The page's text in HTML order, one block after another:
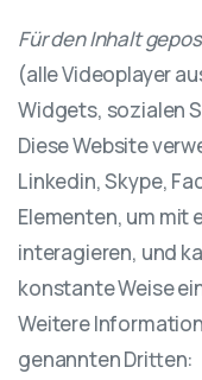
Für den Inhalt
(alle Videoplayer
Widgets, sozialen
Diese Website
Linkedin, Skype,
Elementen, um mit
interagieren, und
konstante Weise
Weitere
genannten Dritten: